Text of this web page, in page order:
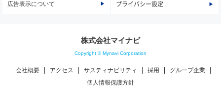
広告表示について プライバシー設定
株式会社マイナビ
Copyright © Mynavi Corporation
会社概要 アクセス サスティナビリティ 採用
グループ企業
個人情報保護方針